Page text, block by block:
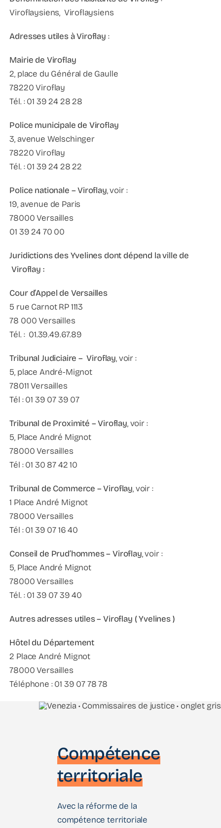
Viroflaysiens, Viroflaysiens
Adresses utiles à Viroflay :
Mairie de Viroflay
2, place du Général de Gaulle
78220 Viroflay
Tél. : 01 39 24 28 28
Police municipale de Viroflay
3, avenue Welschinger
78220 Viroflay
Tél. : 01 39 24 28 22
Police nationale – Viroflay, voir :
19, avenue de Paris
78000 Versailles
01 39 24 70 00
Juridictions des Yvelines dont dépend la ville de
Viroflay :
Cour d’Appel de Versailles
5 rue Carnot RP 1113
78 000 Versailles
Tél. : 01.39.49.67.89
Tribunal Judiciaire – Viroflay, voir :
5, place André-Mignot
78011 Versailles
Tél : 01 39 07 39 07
Tribunal de Proximité – Viroflay, voir :
5, Place André Mignot
78000 Versailles
Tél : 01 30 87 42 10
Tribunal de Commerce – Viroflay, voir :
1 Place André Mignot
78000 Versailles
Tél : 01 39 07 16 40
Conseil de Prud’hommes – Viroflay, voir :
5, Place André Mignot
78000 Versailles
Tél. : 01 39 07 39 40
Autres adresses utiles – Viroflay ( Yvelines )
Hôtel du Département
2 Place André Mignot
78000 Versailles
Téléphone : 01 39 07 78 78
Compétence
territoriale
Avec la réforme de la
compétence territoriale